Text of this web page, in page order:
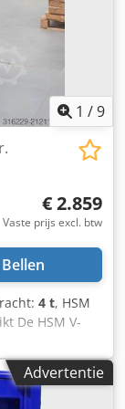
1 /9
€ 2.859
Vaste prijs excl. btw
Bellen
4 t, HSM
De HSM V-
maar uiterst
van karton-
eenvoudige
is dit model
Advertentie